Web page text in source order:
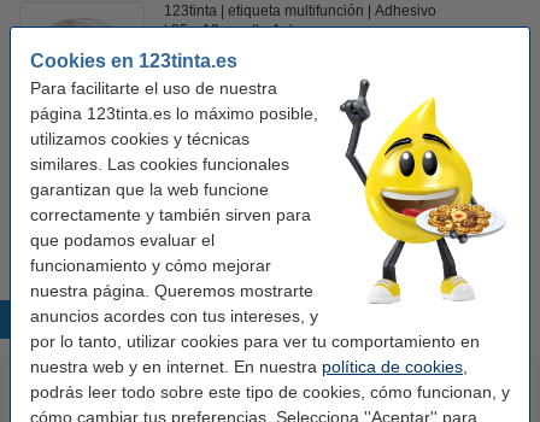
Cookies en 123tinta.es
Para facilitarte el uso de nuestra
página 123tinta.es lo máximo posible,
utilizamos cookies y técnicas
similares. Las cookies funcionales
garantizan que la web funcione
correctamente y también sirven para
que podamos evaluar el
funcionamiento y cómo mejorar
nuestra página. Queremos mostrarte
anuncios acordes con tus intereses, y
por lo tanto, utilizar cookies para ver tu comportamiento en
nuestra web y en internet. En nuestra política de cookies
podrás leer todo sobre este tipo de cookies, cómo funcionan, y
cómo cambiar tus preferencias. Selecciona ''Aceptar'' para
123tinta etiqueta multifunción
Adhesivo
25 x 13 mm (LxAn)
Ver características y descripción
En stock
¡Recíbelo el lunes!
Precio por etiqu
0,006 €
5,50 € Comprar
Productos destacados